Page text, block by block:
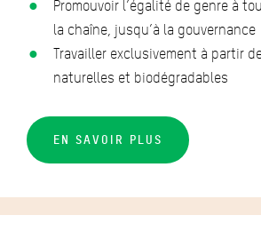
Promouvoir l’égalité de genre à
la chaîne, jusqu’à la gouvernance
Travailler exclusivement à partir
naturelles et biodégradables
EN SAVOIR PLUS